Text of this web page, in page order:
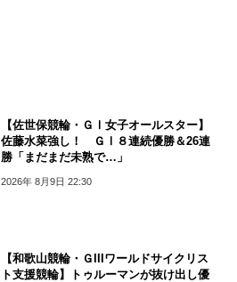
【佐世保競輪・ＧⅠ女子オールスター】
佐藤水菜強し！ ＧⅠ８連続優勝＆26連
勝「まだまだ未熟で…」
2026年 8月9日 22:30
【和歌山競輪・ＧIIIワールドサイクリス
ト支援競輪】トゥルーマンが抜け出し優